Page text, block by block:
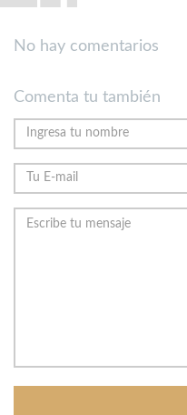
No hay comentarios
Comenta tu también